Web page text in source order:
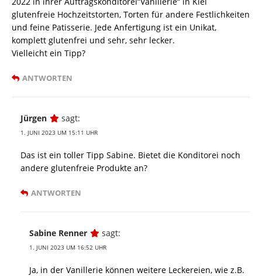
glutenfreie Hochzeitstorten, Torten für andere Festlichkeiten
und feine Patisserie. Jede Anfertigung ist ein Unikat,
komplett glutenfrei und sehr, sehr lecker.
Vielleicht ein Tipp?
ANTWORTEN
Jürgen sagt:
1. JUNI 2023 UM 15:11 UHR
Das ist ein toller Tipp Sabine. Bietet die Konditorei noch
andere glutenfreie Produkte an?
ANTWORTEN
Sabine Renner sagt:
1. JUNI 2023 UM 16:52 UHR
Ja, in der Vanillerie können weitere Leckereien, wie z.B.